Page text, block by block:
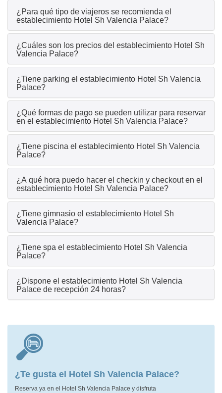
¿Para qué tipo de viajeros se recomienda el
establecimiento Hotel Sh Valencia Palace?
¿Cuáles son los precios del establecimiento Hotel Sh
Valencia Palace?
¿Tiene parking el establecimiento Hotel Sh Valencia
Palace?
¿Qué formas de pago se pueden utilizar para reservar
en el establecimiento Hotel Sh Valencia Palace?
¿Tiene piscina el establecimiento Hotel Sh Valencia
Palace?
¿A qué hora puedo hacer el checkin y checkout en el
establecimiento Hotel Sh Valencia Palace?
¿Tiene gimnasio el establecimiento Hotel Sh
Valencia Palace?
¿Tiene spa el establecimiento Hotel Sh Valencia
Palace?
¿Dispone el establecimiento Hotel Sh Valencia
Palace de recepción 24 horas?
¿Te gusta el Hotel Sh Valencia Palace?
Reserva ya en el Hotel Sh Valencia Palace y disfruta